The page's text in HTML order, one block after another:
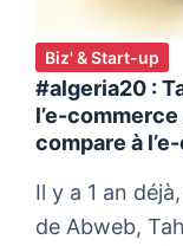
Biz' & Start-up
#algeria20 :
l’e-
compare à
Il y a 1 an
de Abweb,